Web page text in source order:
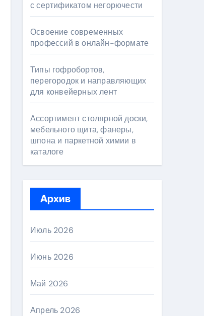
с сертификатом негорючести
Освоение современных
профессий в онлайн-формате
Типы гофробортов,
перегородок и направляющих
для конвейерных лент
Ассортимент столярной доски,
мебельного щита, фанеры,
шпона и паркетной химии в
каталоге
Архив
Июль 2026
Июнь 2026
Май 2026
Апрель 2026